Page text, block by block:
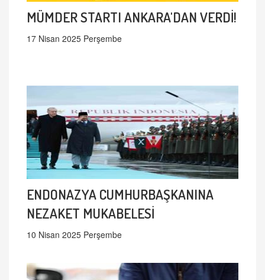
MÜMDER STARTI ANKARA'DAN VERDİ!
17 Nisan 2025 Perşembe
ENDONAZYA CUMHURBAŞKANINA
NEZAKET MUKABELESİ
10 Nisan 2025 Perşembe